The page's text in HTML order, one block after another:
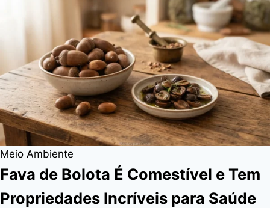
Meio Ambiente
Fava de Bolota É Comestível e Tem
Propriedades Incríveis para Saúde